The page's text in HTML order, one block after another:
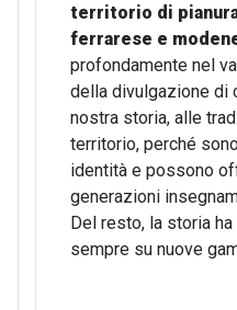
territorio di
ferrarese e
profondamente nel
della divulgazione di
nostra storia, alle
territorio, perché
identità e possono
generazioni
Del resto, la storia
sempre su nuove